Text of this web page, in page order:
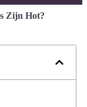
Zijn Hot?